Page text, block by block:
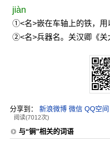
jiàn
①<名>嵌在车轴上的铁，用
②<名>兵器名。关汉卿《关
分享到： 新浪微博 微信 QQ空间
阅读(7012次)
与“锏”相关的词语